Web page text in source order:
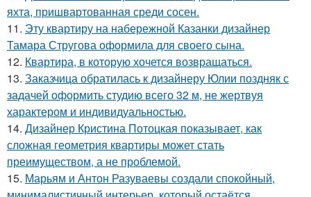
яхта, пришвартованная среди сосен.
11. Эту квартиру на набережной Казанки дизайнер
Тамара Стругова оформила для своего сына.
12. Квартира, в которую хочется возвращаться.
13. Заказчица обратилась к дизайнеру Юлии поздняк с
задачей оформить студию всего 32 м, не жертвуя
характером и индивидуальностью.
14. Дизайнер Кристина Потоцкая показывает, как
сложная геометрия квартиры может стать
преимуществом, а не проблемой.
15. Марьям и Антон Разуваевы создали спокойный,